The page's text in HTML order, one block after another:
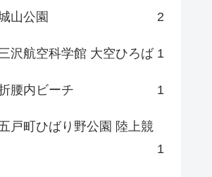
山公園 2
沢航空科学館 大空ひろば 1
腰内ビーチ 1
戸町ひばり野公園 陸上競
1